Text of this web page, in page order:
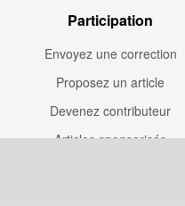
Participation
Envoyez une correction
Proposez un article
Devenez contributeur
Articles sponsorisés